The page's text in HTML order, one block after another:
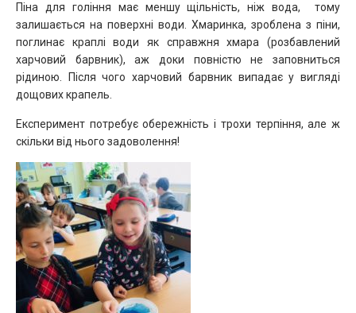
Піна для гоління має меншу щільність, ніж вода, тому
залишається на поверхні води. Хмаринка, зроблена з піни,
поглинає краплі води як справжня хмара (розбавлений
харчовий барвник), аж доки повністю не заповниться
рідиною. Після чого харчовий барвник випадає у вигляді
дощових крапель.
Експеримент потребує обережність і трохи терпіння, але ж
скільки від нього задоволення!